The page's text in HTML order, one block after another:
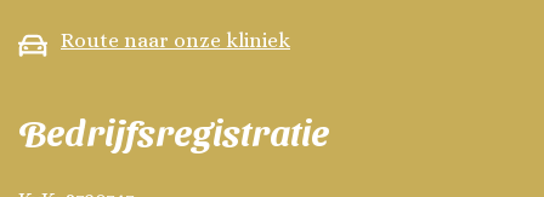
Route naar onze kliniek
Bedrijfsregistratie